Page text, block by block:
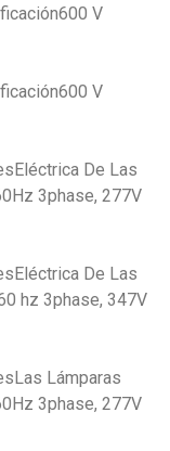
V
V
De Las
3phase, 277V
De Las
hz 3phase, 347V
Lámparas
3phase, 277V